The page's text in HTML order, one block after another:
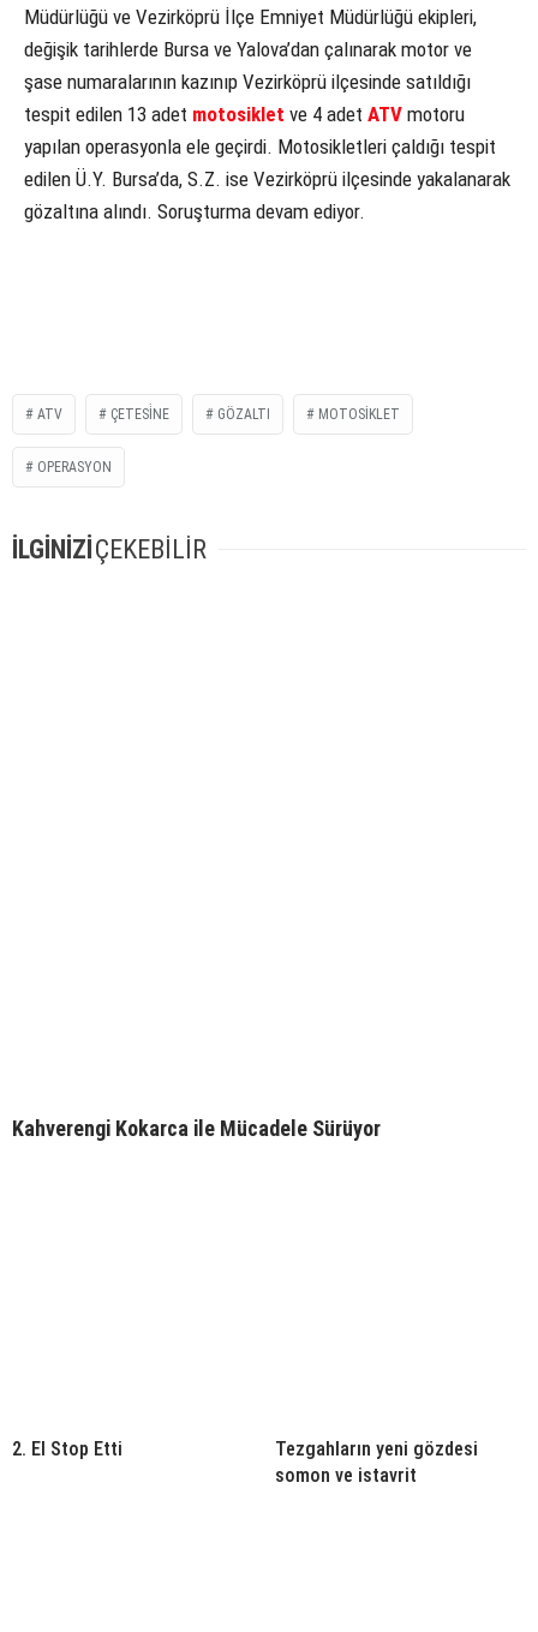
Müdürlüğü ve Vezirköprü İlçe Emniyet Müdürlüğü ekipleri,
değişik tarihlerde Bursa ve Yalova’dan çalınarak motor ve
şase numaralarının kazınıp Vezirköprü ilçesinde satıldığı
tespit edilen 13 adet motosiklet ve 4 adet ATV motoru
yapılan operasyonla ele geçirdi. Motosikletleri çaldığı tespit
edilen Ü.Y. Bursa’da, S.Z. ise Vezirköprü ilçesinde yakalanarak
gözaltına alındı. Soruşturma devam ediyor.
ATV ÇETESİNE GÖZALTI MOTOSIKLET
OPERASYON
İLGİNİZİÇEKEBİLİR
Kahverengi Kokarca ile Mücadele Sürüyor
2. El Stop Etti
Tezgahların yeni gözdesi
somon ve istavrit